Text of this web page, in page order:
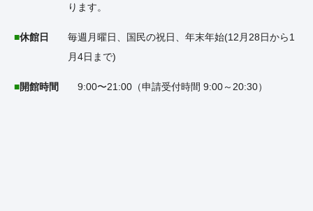
ります。
休館日
毎週月曜日、国民の祝日、年末年始(12月28日から1
月4日まで)
開館時間 9:00〜21:00（申請受付時間 9:00～20:30）